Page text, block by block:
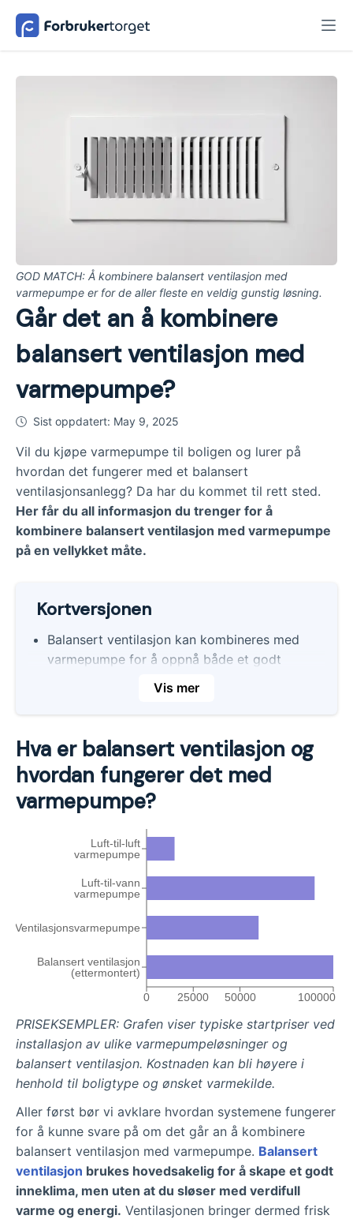
GOD MATCH: Å kombinere balansert ventilasjon med
varmepumpe er for de aller fleste en veldig gunstig løsning.
Går det an å kombinere
balansert ventilasjon med
varmepumpe?
Sist oppdatert: May 9, 2025
Vil du kjøpe varmepumpe til boligen og lurer på
hvordan det fungerer med et balansert
ventilasjonsanlegg? Da har du kommet til rett sted.
Her får du all informasjon du trenger for å
kombinere balansert ventilasjon med varmepumpe
på en vellykket måte.
Kortversjonen
Balansert ventilasjon kan kombineres med
varmepumpe for å oppnå både et godt
inneklima og energieffektiv oppvarming.
nødvendig med andre oppvarmingskilder
i tillegg.
Luft-til-luft-varmepumper er en
kostnadseffektiv løsning som
komplementerer balansert ventilasjon,
spesielt for boliger uten vannbåren
Ventilasjonsvarmepumper og luft-til-
vann/varme-til-vann varmepumper er
også egnet for boliger med balansert
ventilasjon og vannbåren varme.
Vis mer
Hva er balansert ventilasjon og
hvordan fungerer det med
varmepumpe?
0 25000 50000 100000
Luft-til-luft
varmepumpe
Luft-til-vann
varmepumpe
Ventilasjonsvarmepumpe
Balansert ventilasjon
(ettermontert)
PRISEKSEMPLER: Grafen viser typiske startpriser ved
installasjon av ulike varmepumpeløsninger og
balansert ventilasjon. Kostnaden kan bli høyere i
henhold til boligtype og ønsket varmekilde.
Aller først bør vi avklare hvordan systemene fungerer
for å kunne svare på om det går an å kombinere
balansert ventilasjon med varmepumpe. Balansert
ventilasjon brukes hovedsakelig for å skape et godt
inneklima, men uten at du sløser med verdifull
varme og energi. Ventilasjonen bringer dermed frisk